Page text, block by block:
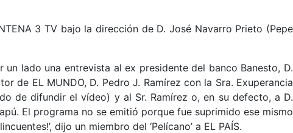
3 TV bajo la dirección de D. José Navarro Prieto (Pepe
lado una entrevista al ex presidente del banco Banesto, D.
de EL MUNDO, D. Pedro J. Ramírez con la Sra. Exuperancia
de difundir el vídeo) y al Sr. Ramírez o, en su defecto, a D.
El programa no se emitió porque fue suprimido ese mismo
dijo un miembro del ‘Pelícano’ a EL PAÍS.